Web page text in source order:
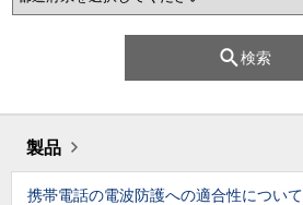
検索
製品
携帯電話の電波防護への適合性について